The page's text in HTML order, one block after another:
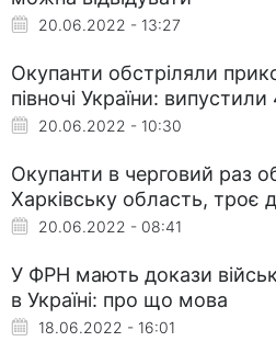
20.06.2022 - 13:27
Окупанти обстріляли
півночі України:
20.06.2022 - 10:30
Окупанти в черговий раз
Харківську область, троє
20.06.2022 - 08:41
У ФРН мають докази
в Україні: про що мова
18.06.2022 - 16:01